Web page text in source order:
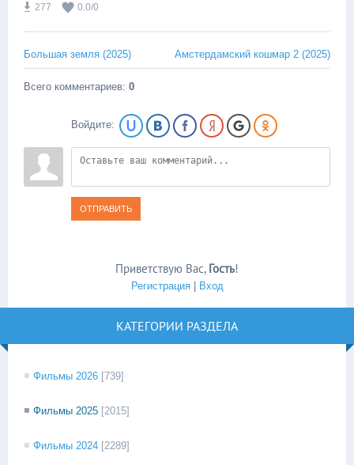
277
0.0/0
Большая земля (2025) Амстердамский кошмар 2 (2025)
Всего комментариев: 0
Войдите:
ОТПРАВИТЬ
Приветствую Вас, Гость!
Регистрация| Вход
КАТЕГОРИИ РАЗДЕЛА
Фильмы 2026 [739]
Фильмы 2025 [2015]
Фильмы 2024 [2289]